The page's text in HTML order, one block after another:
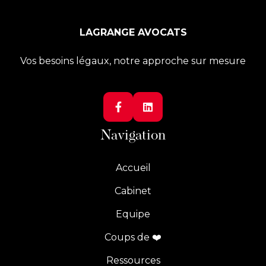
LAGRANGE AVOCATS
Vos besoins légaux, notre approche sur mesure
 
Navigation
Accueil
Cabinet
Equipe
Coups de ❤️
Ressources